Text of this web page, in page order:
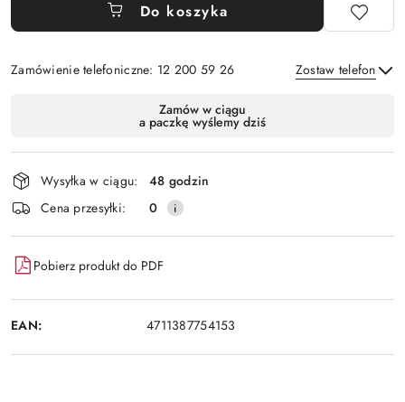
Do koszyka
Zamówienie telefoniczne: 12 200 59 26 Zostaw telefon
Wyślij
dostawa
Zamów w ciągu
a paczkę wyślemy dziś
Wysyłka w ciągu:
48 godzin
Cena przesyłki:
0
Pobierz produkt do PDF
EAN: 4711387754153